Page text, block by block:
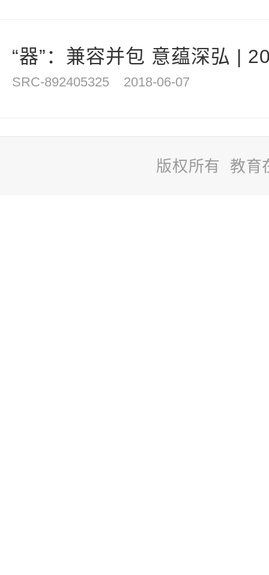
“器”：兼容并包 意蕴深弘 |
SRC-892405325 2018-06-07
版权所有 教育